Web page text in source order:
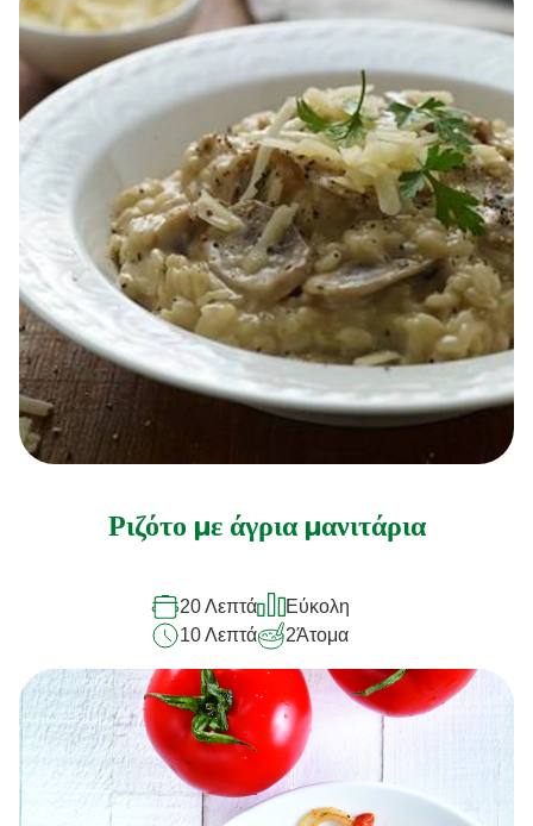
Ριζότο με άγρια μανιτάρια
20 Λεπτά
Εύκολη
10 Λεπτά
2Άτομα